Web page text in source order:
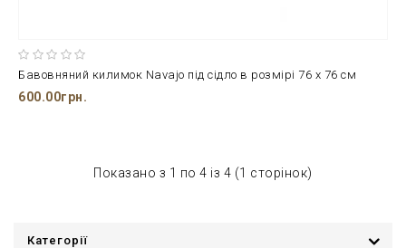
Бавовняний килимок Navajo під сідло в розмірі 76 х 76 см
600.00грн.
Показано з 1 по 4 із 4 (1 сторінок)
Категорії